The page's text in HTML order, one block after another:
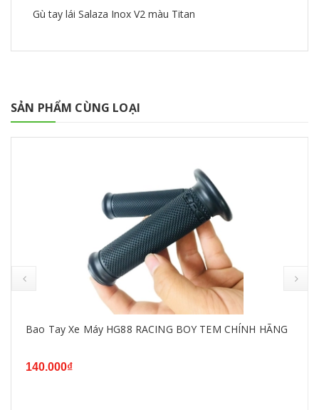
Gù tay lái Salaza Inox V2 màu Titan
SẢN PHẨM CÙNG LOẠI
Bao Tay Xe Máy HG88 RACING BOY TEM CHÍNH HÃNG
140.000₫